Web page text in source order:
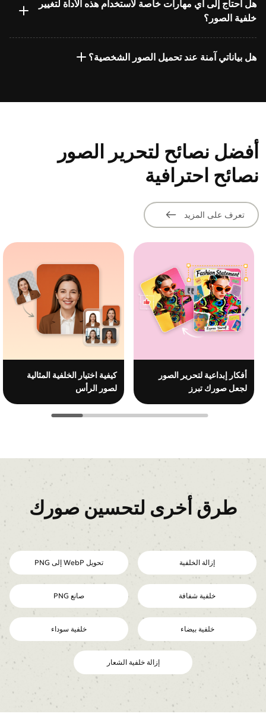
هل أحتاج إلى أي مهارات خاصة لاستخدام هذه الأداة لتغيير
خلفية الصور؟
هل بياناتي آمنة عند تحميل الصور الشخصية؟
أفضل نصائح لتحرير الصور
نصائح احترافية
تعرف على المزيد
أفكار إبداعية لتحرير الصور
لجعل صورك تبرز
كيفية اختيار الخلفية المثالية
لصور الرأس
طرق أخرى لتحسين صورك
إزالة الخلفية تحويل WebP إلى PNG
خلفية شفافة صانع PNG
خلفية بيضاء خلفية سوداء
إزالة خلفية الشعار